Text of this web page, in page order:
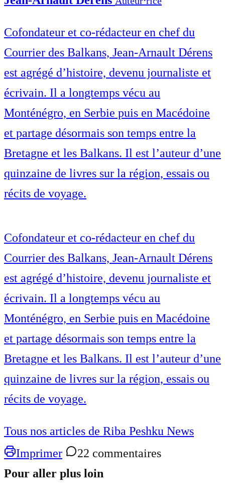
Cofondateur et co-rédacteur en chef du
Courrier des Balkans, Jean-Arnault Dérens
est agrégé d’histoire, devenu journaliste et
écrivain. Il a longtemps vécu au
Monténégro, en Serbie puis en Macédoine
et partage désormais son temps entre la
Bretagne et les Balkans. Il est l’auteur d’une
quinzaine de livres sur la région, essais ou
récits de voyage.
Cofondateur et co-rédacteur en chef du
Courrier des Balkans, Jean-Arnault Dérens
est agrégé d’histoire, devenu journaliste et
écrivain. Il a longtemps vécu au
Monténégro, en Serbie puis en Macédoine
et partage désormais son temps entre la
Bretagne et les Balkans. Il est l’auteur d’une
quinzaine de livres sur la région, essais ou
récits de voyage.
Tous nos articles de Riba Peshku News
Imprimer
22 commentaires
Pour aller plus loin